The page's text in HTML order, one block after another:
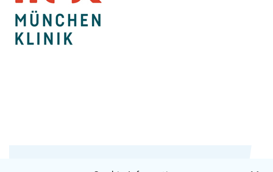
Melden Sie sich für unseren E-Mail-